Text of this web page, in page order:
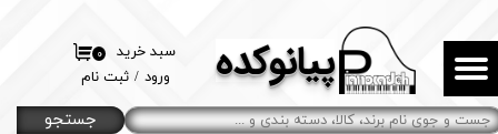
۰
سبد خرید
ورود / ثبت نام
حساب کاربری من
تغییر گذر واژه
پیانوکده
جستجو